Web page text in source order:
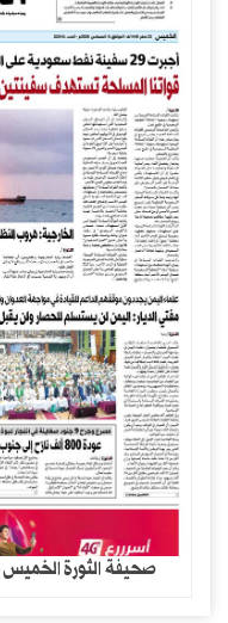
صحيفة الثورة الخميس 23 صفر 1448- 6 اغسطس 2026